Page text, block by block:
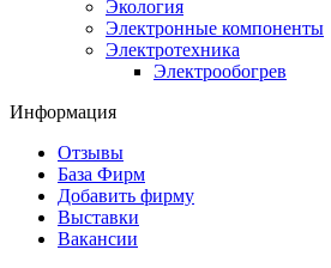
Экология
Электронные компоненты
Электротехника
Электрообогрев
Информация
Отзывы
База Фирм
Добавить фирму
Выставки
Вакансии